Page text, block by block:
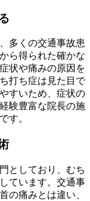
多くの交通事故患
ら得られた確かな
状や痛みの原因を
打ち症は見た目で
すいため、症状の
験豊富な院長の施
す。
としており、むち
ています。交通事
の痛みとは違い、